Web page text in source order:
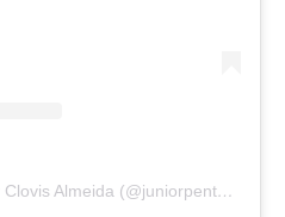
Um post compartilhado por Clovis Almeida (@juniorpentecoste01)